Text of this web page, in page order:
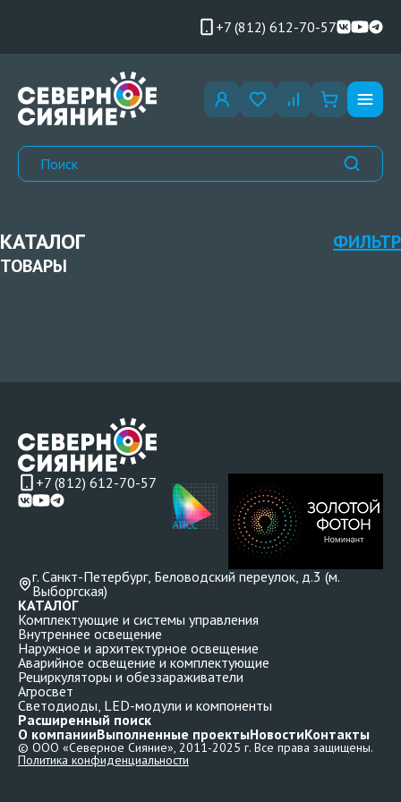
+7 (812) 612-70-57
КАТАЛОГ
ФИЛЬТР
ТОВАРЫ
+7 (812) 612-70-57
г. Санкт-Петербург, Беловодский переулок, д.3 (м.
Выборгская)
О компанииВыполненные проектыНовостиКонтакты
КАТАЛОГ
Комплектующие и системы управления
Внутреннее освещение
Наружное и архитектурное освещение
Аварийное освещение и комплектующие
Рециркуляторы и обеззараживатели
Агросвет
Светодиоды, LED-модули и компоненты
Расширенный поиск
© ООО «Северное Сияние», 2011-2025 г. Все права защищены.
Политика конфиденциальности